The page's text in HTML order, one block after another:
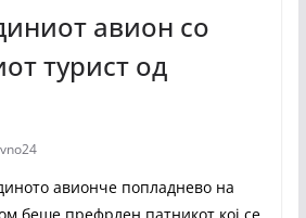
авион со
турист од
авионче попладнево на